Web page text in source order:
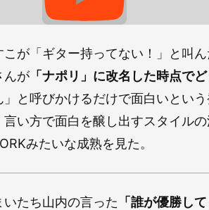
が「ギター持ってない！」と叫
んが 「ナポリ」に改名した時点で
と呼びかけるだけで面白いという
言い方で面白を醸し出すスタイル
みたいな成熟を見た。
たち山内の言った 「誰が優勝し